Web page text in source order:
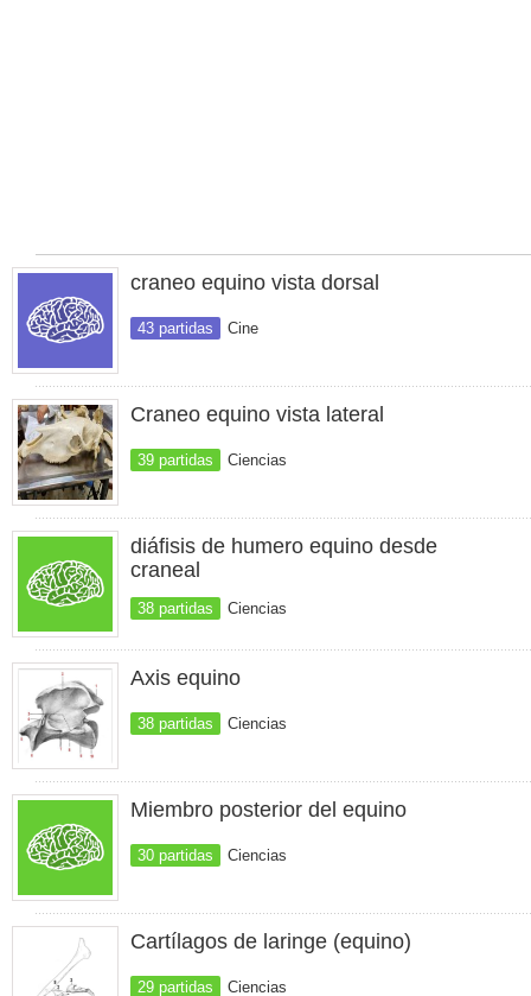
craneo equino vista dorsal
43 partidas Cine
Craneo equino vista lateral
39 partidas Ciencias
diáfisis de humero equino desde
craneal
38 partidas Ciencias
Axis equino
38 partidas Ciencias
Miembro posterior del equino
30 partidas Ciencias
Cartílagos de laringe (equino)
29 partidas Ciencias